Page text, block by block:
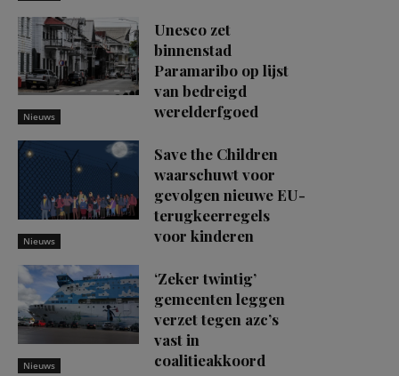
Nieuws
Unesco zet
binnenstad
Paramaribo op lijst
van bedreigd
werelderfgoed
Nieuws
Save the Children
waarschuwt voor
gevolgen nieuwe EU-
terugkeerregels
voor kinderen
Nieuws
‘Zeker twintig’
gemeenten leggen
verzet tegen azc’s
vast in
coalitieakkoord